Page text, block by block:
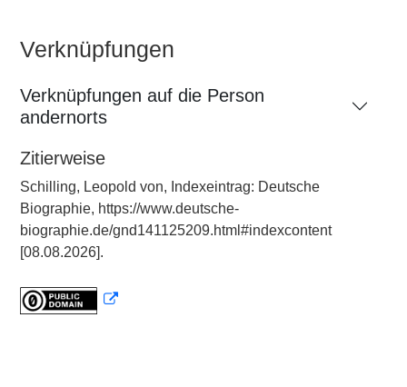
Verknüpfungen
Verknüpfungen auf die Person
andernorts
Zitierweise
Schilling, Leopold von, Indexeintrag: Deutsche
Biographie, https://www.deutsche-
biographie.de/gnd141125209.html#indexcontent
[08.08.2026].